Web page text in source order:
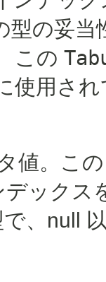
型の妥当
この
使用さ
値。こ
ックス
、null